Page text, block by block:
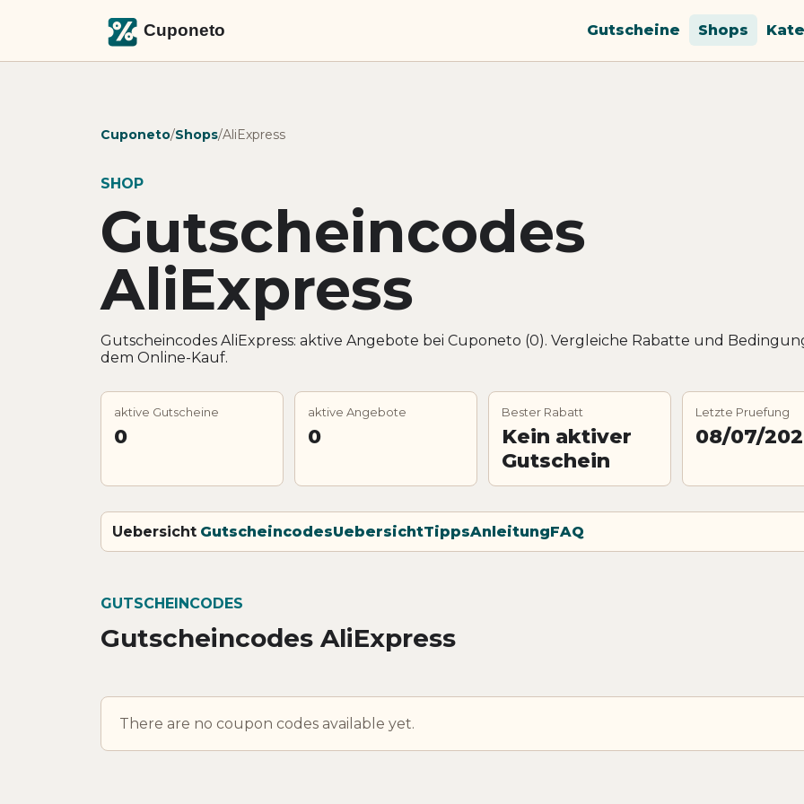
Gutscheine Shops
Cuponeto/Shops/AliExpress
SHOP
Gutscheincodes
AliExpress
Gutscheincodes AliExpress: aktive Angebote bei Cuponeto (0). Vergleiche Rabatte und
dem Online-Kauf.
aktive Gutscheine
0
aktive Angebote
0
Bester Rabatt
Kein aktiver
Gutschein
Letzte Pruefung
08/07/
Uebersicht GutscheincodesUebersichtTippsAnleitungFAQ
GUTSCHEINCODES
Gutscheincodes AliExpress
There are no coupon codes available yet.